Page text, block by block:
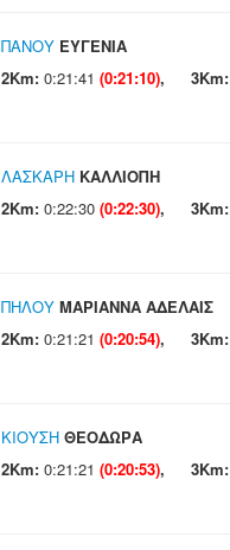
ΠΑΝΟΥ ΕΥΓΕΝΙΑ
2Km: 0:21:41 (0:21:10), 3Km:
ΛΑΣΚΑΡΗ ΚΑΛΛΙΟΠΗ
2Km: 0:22:30 (0:22:30), 3Km:
ΠΗΛΟΥ ΜΑΡΙΑΝΝΑ ΑΔΕΛΑΙΣ
2Km: 0:21:21 (0:20:54), 3Km:
ΚΙΟΥΣΗ ΘΕΟΔΩΡΑ
2Km: 0:21:21 (0:20:53), 3Km: